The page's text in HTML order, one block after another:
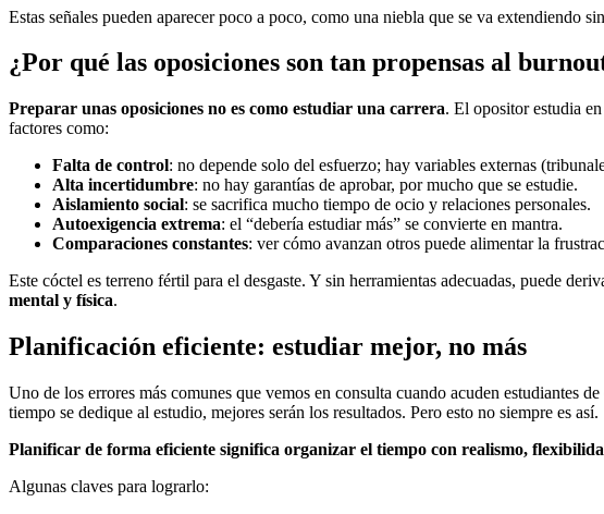
Estas señales pueden aparecer poco a poco, como una niebla que se va extendiendo
¿Por qué las oposiciones son tan propensas al
Preparar unas oposiciones no es como estudiar una carrera. El opositor estudia
factores como:
Falta de control: no depende solo del esfuerzo; hay variables externas
Alta incertidumbre: no hay garantías de aprobar, por mucho que se estudie.
Aislamiento social: se sacrifica mucho tiempo de ocio y relaciones personales.
Autoexigencia extrema: el “debería estudiar más” se convierte en mantra.
Comparaciones constantes: ver cómo avanzan otros puede alimentar la
Este cóctel es terreno fértil para el desgaste. Y sin herramientas adecuadas, puede
mental y física.
Planificación eficiente: estudiar mejor, no más
Uno de los errores más comunes que vemos en consulta cuando acuden estudiantes
tiempo se dedique al estudio, mejores serán los resultados. Pero esto no siempre es así.
Planificar de forma eficiente significa organizar el tiempo con realismo,
Algunas claves para lograrlo: